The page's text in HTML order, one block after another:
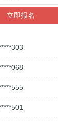
立即报名